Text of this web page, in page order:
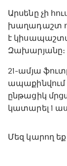
Արսենը չի
խաղադաշտ
է
Զախարյանը։
21-ամյա
ապաքինվում
ընթացիկ
կատարել 1
Մեզ կարող